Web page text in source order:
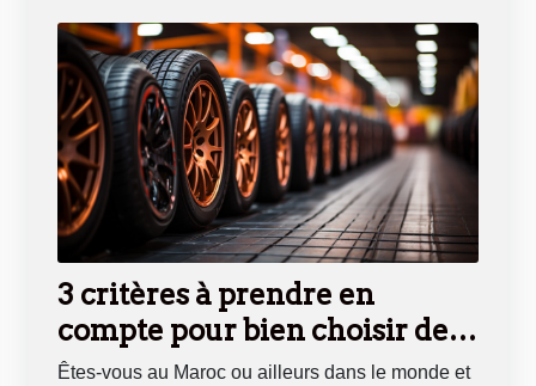
3 critères à prendre en
compte pour bien choisir des
pneus pour sa voiture
Êtes-vous au Maroc ou ailleurs dans le monde et